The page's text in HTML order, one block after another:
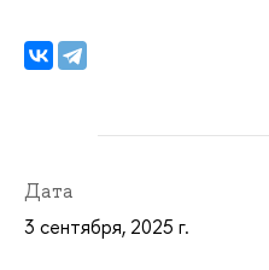
Дата
3 сентября, 2025 г.